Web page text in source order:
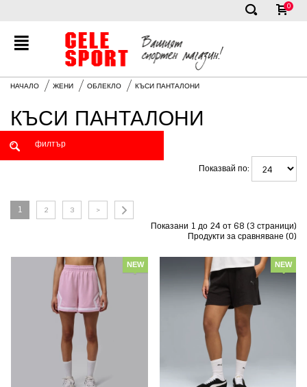
✕
0
НАЧАЛО ЖЕНИ ОБЛЕКЛО КЪСИ ПАНТАЛОНИ
КЪСИ ПАНТАЛОНИ
Показвай по:
1 2 3 >
Показани 1 до 24 от 68 (3 страници)
Продукти за сравняване (0)
NEW NEW